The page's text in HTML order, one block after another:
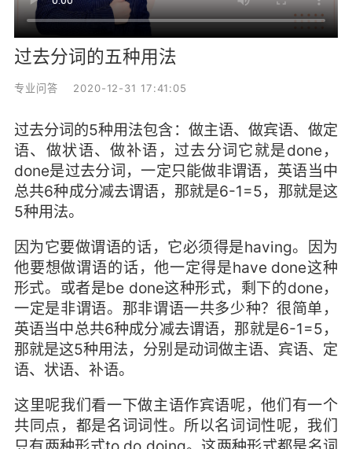
过去分词的五种用法
专业问答 2020-12-31 17:41:05
过去分词的5种用法包含：做主语、做宾语、做定
语、做状语、做补语，过去分词它就是done，
done是过去分词，一定只能做非谓语，英语当中
总共6种成分减去谓语，那就是6-1=5，那就是这
5种用法。
因为它要做谓语的话，它必须得是having。因为
他要想做谓语的话，他一定得是have done这种
形式。或者是be done这种形式，剩下的done，
一定是非谓语。那非谓语一共多少种？很简单，
英语当中总共6种成分减去谓语，那就是6-1=5，
那就是这5种用法，分别是动词做主语、宾语、定
语、状语、补语。
这里呢我们看一下做主语作宾语呢，他们有一个
共同点，都是名词词性。所以名词词性呢，我们